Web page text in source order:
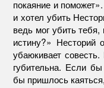
покаяние и
и хотел убить
ведь мог убить
истину?» Несторий
убаюкивает
губительна. Если
бы пришлось